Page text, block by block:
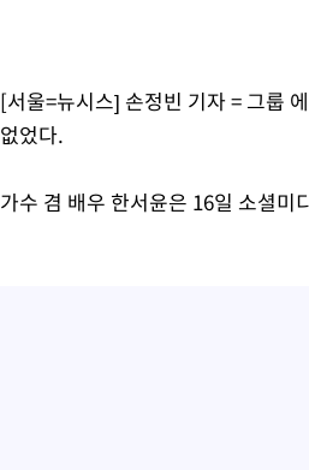
[서울=뉴시스] 손정빈 기자 = 그룹
없었다.
가수 겸 배우 한서윤은 16일 소셜